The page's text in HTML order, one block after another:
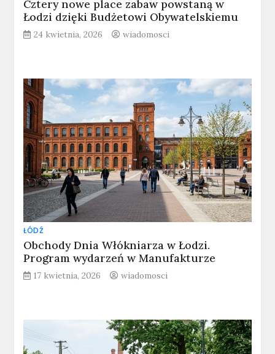
Cztery nowe place zabaw powstaną w
Łodzi dzięki Budżetowi Obywatelskiemu
24 kwietnia, 2026 wiadomosci
ŁÓDŹ
Obchody Dnia Włókniarza w Łodzi.
Program wydarzeń w Manufakturze
17 kwietnia, 2026 wiadomosci